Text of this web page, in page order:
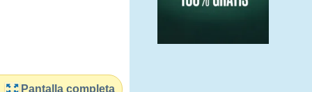
Pantalla completa